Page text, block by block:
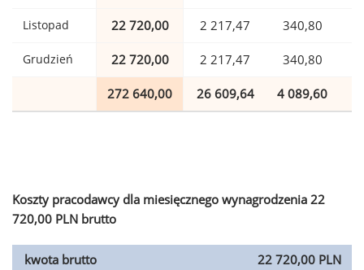
Listopad 22 720,00 2 217,47 340,80
Grudzień 22 720,00 2 217,47 340,80
272 640,00 26 609,64 4 089,60
Koszty pracodawcy dla miesięcznego wynagrodzenia 22
720,00 PLN brutto
kwota brutto
22 720,00 PLN